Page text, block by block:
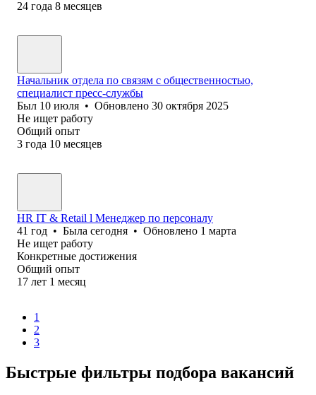
24 года 8 месяцев
Начальник отдела по связям с общественностью,
специалист пресс-службы
Был 10 июля • Обновлено 30 октября 2025
Не ищет работу
Общий опыт
3 года 10 месяцев
HR IT & Retail l Менеджер по персоналу
41 год • Была сегодня • Обновлено 1 марта
Не ищет работу
Конкретные достижения
Общий опыт
17 лет 1 месяц
1
2
3
Быстрые фильтры подбора вакансий